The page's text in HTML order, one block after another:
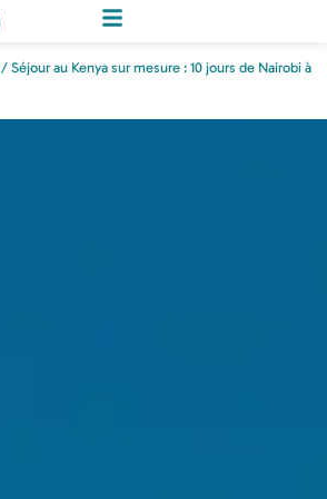
/ Séjour au Kenya sur mesure : 10 jours de Nairobi à